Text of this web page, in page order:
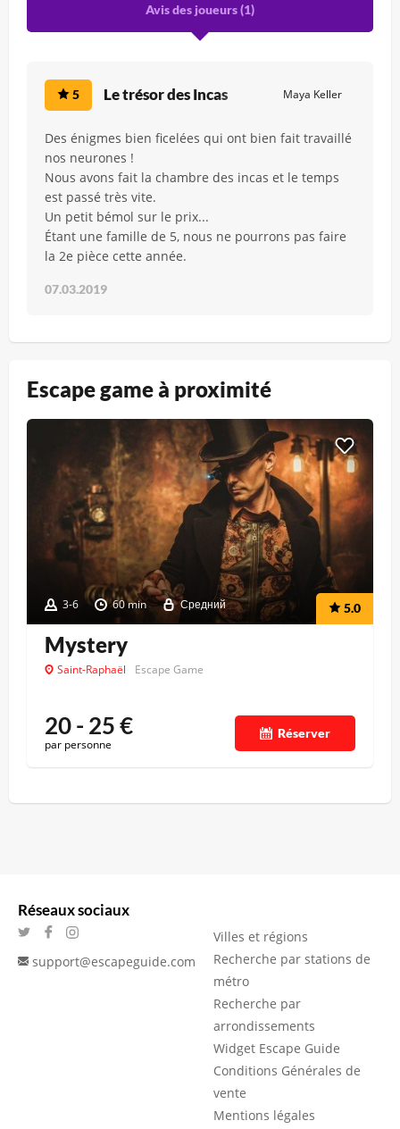
Avis des joueurs (1)
5 Le trésor des Incas Maya Keller
Des énigmes bien ficelées qui ont bien fait travaillé
nos neurones !
Nous avons fait la chambre des incas et le temps
est passé très vite.
Un petit bémol sur le prix...
Étant une famille de 5, nous ne pourrons pas faire
la 2e pièce cette année.
07.03.2019
Escape game à proximité
3-6 60 min Средний 5.0
Mystery
Saint-Raphaël Escape Game
20 - 25€
par personne
Réserver
Réseaux sociaux
support@escapeguide.com
Villes et régions
Recherche par stations de
métro
Recherche par
arrondissements
Widget Escape Guide
Conditions Générales de
vente
Mentions légales